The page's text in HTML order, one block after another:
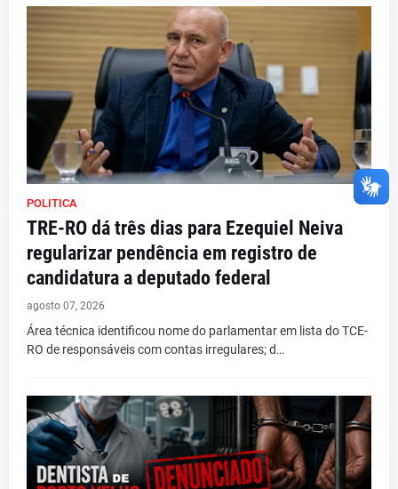
POLITICA
TRE-RO dá três dias para Ezequiel Neiva
regularizar pendência em registro de
candidatura a deputado federal
agosto 07, 2026
Área técnica identificou nome do parlamentar em lista do TCE-
RO de responsáveis com contas irregulares; d…